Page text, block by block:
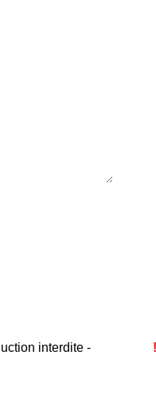
interdite - !